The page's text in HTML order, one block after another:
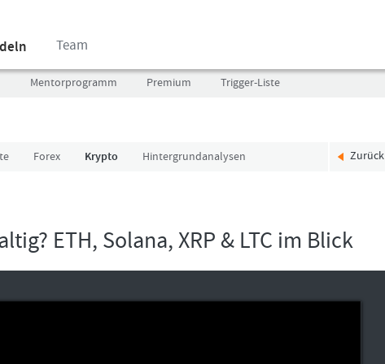
Team
Mentorprogramm Premium Trigger-Liste
Forex Krypto Hintergrundanalysen
ETH, Solana, XRP & LTC im Blick
Zurück
Adresse
und
jetzt?